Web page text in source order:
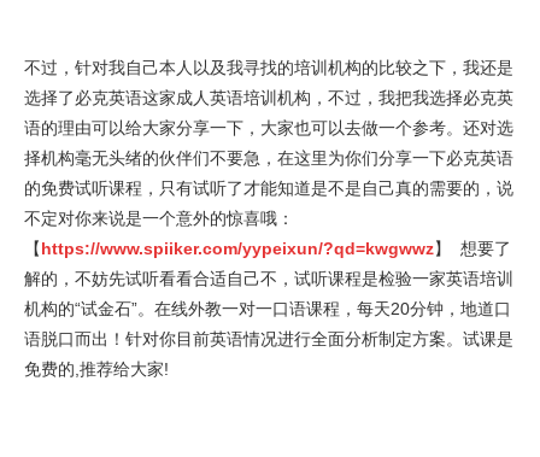
不过，针对我自己本人以及我寻找的培训机构的比较之下，我还是
选择了必克英语这家成人英语培训机构，不过，我把我选择必克英
语的理由可以给大家分享一下，大家也可以去做一个参考。还对选
择机构毫无头绪的伙伴们不要急，在这里为你们分享一下必克英语
的免费试听课程，只有试听了才能知道是不是自己真的需要的，说
不定对你来说是一个意外的惊喜哦：
【https://www.spiiker.com/yypeixun/?qd=kwgwwz】 想要了
解的，不妨先试听看看合适自己不，试听课程是检验一家英语培训
机构的“试金石”。在线外教一对一口语课程，每天20分钟，地道口
语脱口而出！针对你目前英语情况进行全面分析制定方案。试课是
免费的,推荐给大家!